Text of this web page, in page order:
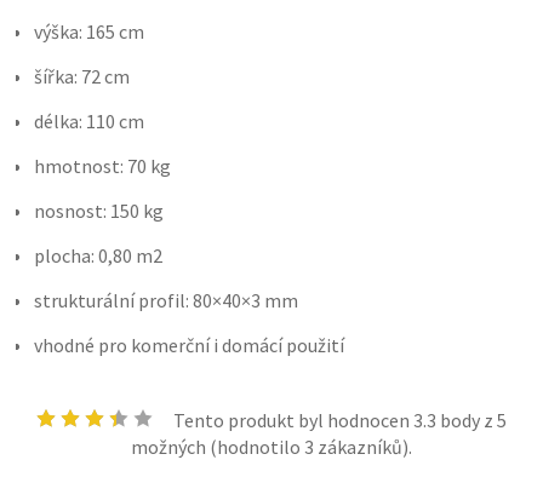
výška: 165 cm
šířka: 72 cm
délka: 110 cm
hmotnost: 70 kg
nosnost: 150 kg
plocha: 0,80 m2
strukturální profil: 80×40×3 mm
vhodné pro komerční i domácí použití
Tento produkt byl hodnocen 3.3 body z 5
možných (hodnotilo 3 zákazníků).